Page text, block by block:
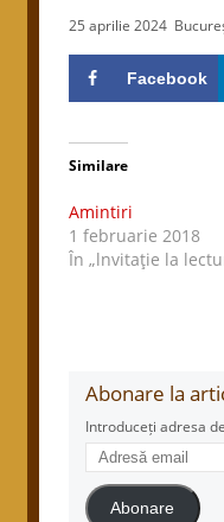
25 aprilie 2024
Facebook
Similare
Amintiri
1 februarie 2018
În „lnvitaţie la
Abonare la
Introduceți adresa
Adresă
email
Abonare